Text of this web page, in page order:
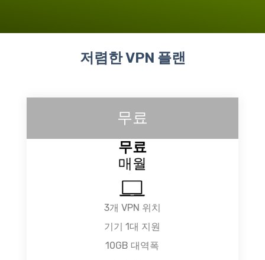
저렴한 VPN 플랜
무료
무료
매월
3개 VPN 위치
기기 1대 지원
10GB 대역폭